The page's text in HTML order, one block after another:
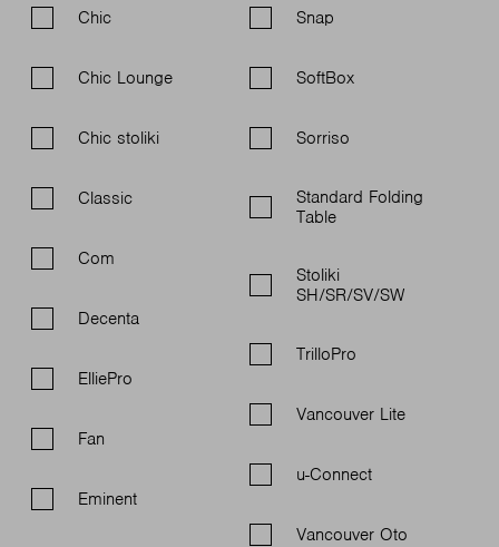
Chic
Chic Lounge
Chic stoliki
Classic
Com
Decenta
ElliePro
Fan
Eminent
Snap
SoftBox
Sorriso
Standard Folding
Table
Stoliki
SH/SR/SV/SW
TrilloPro
Vancouver Lite
u-Connect
Vancouver Oto